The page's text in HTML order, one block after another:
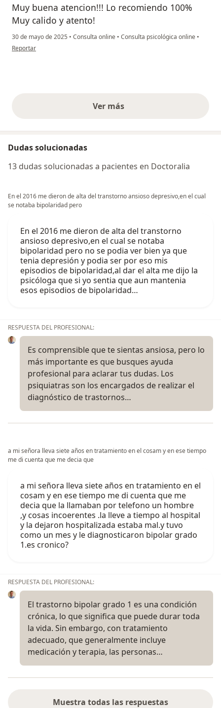
Muy buena atencion!!! Lo recomiendo 100%
Muy calido y atento!
30 de mayo de 2025 • Consulta online • Consulta psicológica online •
en opinión del usuario Amelia Espinosa
Reportar
Ver másopiniones anteriores
Dudas solucionadas
13 dudas solucionadas a pacientes en Doctoralia
En el 2016 me dieron de alta del transtorno ansioso depresivo,en el cual
se notaba bipolaridad pero
En el 2016 me dieron de alta del transtorno
ansioso depresivo,en el cual se notaba
bipolaridad pero no se podia ver bien ya que
tenia depresión y podia ser por eso mis
episodios de bipolaridad,al dar el alta me dijo la
psicóloga que si yo sentia que aun mantenia
esos episodios de bipolaridad…
RESPUESTA DEL PROFESIONAL:
Es comprensible que te sientas ansiosa, pero lo
más importante es que busques ayuda
profesional para aclarar tus dudas. Los
psiquiatras son los encargados de realizar el
diagnóstico de trastornos…
a mi señora lleva siete años en tratamiento en el cosam y en ese tiempo
me di cuenta que me decia que
a mi señora lleva siete años en tratamiento en el
cosam y en ese tiempo me di cuenta que me
decia que la llamaban por telefono un hombre
,y cosas incoerentes .la lleve a tiempo al hospital
y la dejaron hospitalizada estaba mal.y tuvo
como un mes y le diagnosticaron bipolar grado
1.es cronico?
RESPUESTA DEL PROFESIONAL:
El trastorno bipolar grado 1 es una condición
crónica, lo que significa que puede durar toda
la vida. Sin embargo, con tratamiento
adecuado, que generalmente incluye
medicación y terapia, las personas…
Muestra todas las respuestas